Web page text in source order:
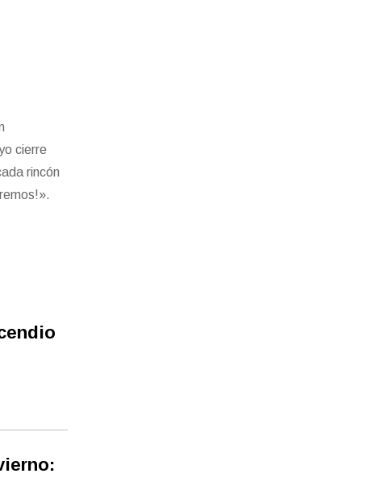
cierre
rincón